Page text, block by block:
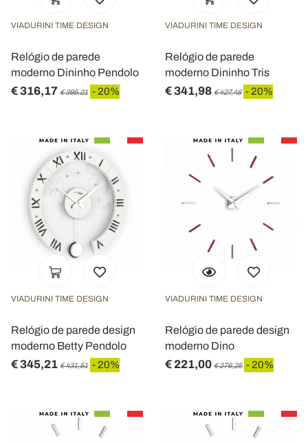
VIADURINI TIME DESIGN
Relógio de parede
moderno Dininho Pendolo
€ 316,17 € 395,21 - 20%
VIADURINI TIME DESIGN
Relógio de parede
moderno Dininho Tris
€ 341,98 € 427,48 - 20%
VIADURINI TIME DESIGN
Relógio de parede design
moderno Betty Pendolo
€ 345,21 € 431,51 - 20%
VIADURINI TIME DESIGN
Relógio de parede design
moderno Dino
€ 221,00 € 276,25 - 20%